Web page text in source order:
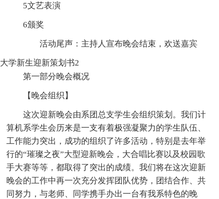
5文艺表演
6颁奖
活动尾声：主持人宣布晚会结束，欢送嘉宾
大学新生迎新策划书2
第一部分晚会概况
【晚会组织】
这次迎新晚会由系团总支学生会组织策划。我们计
算机系学生会历来是一支有着极强凝聚力的学生队伍、
工作能力突出，成功的组织了许多活动，特别是去年举
行的“璀璨之夜”大型迎新晚会，大合唱比赛以及校园歌
手大赛等等，都取得了突出的成绩。我们将在这次迎新
晚会的工作中再一次充分发挥团队优势，团结合作、共
同努力，与老师、同学携手办出一台有我系特色的晚